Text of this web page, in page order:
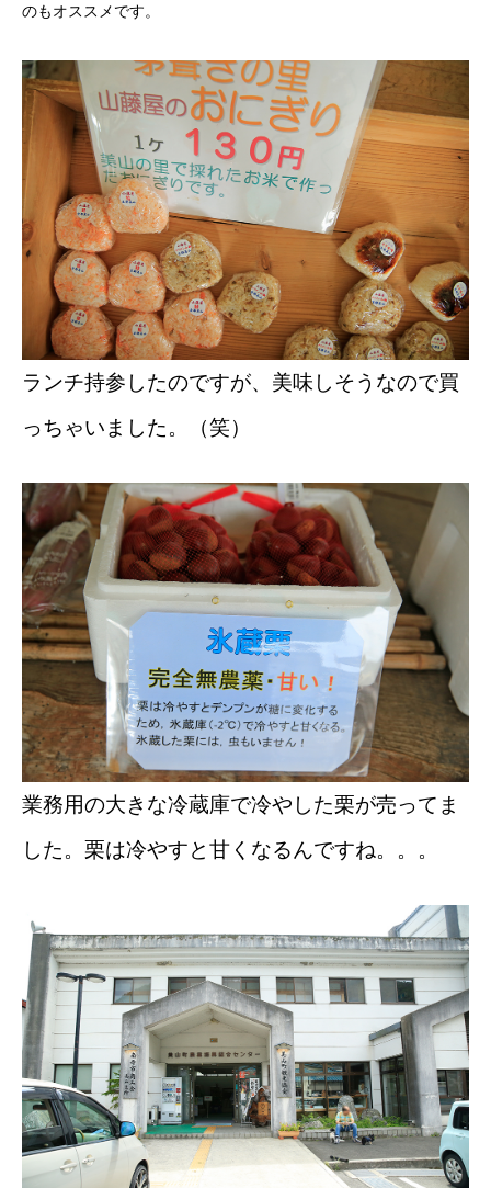
のもオススメです。
ランチ持参したのですが、美味しそうなので買
っちゃいました。（笑）
業務用の大きな冷蔵庫で冷やした栗が売ってま
した。栗は冷やすと甘くなるんですね。。。